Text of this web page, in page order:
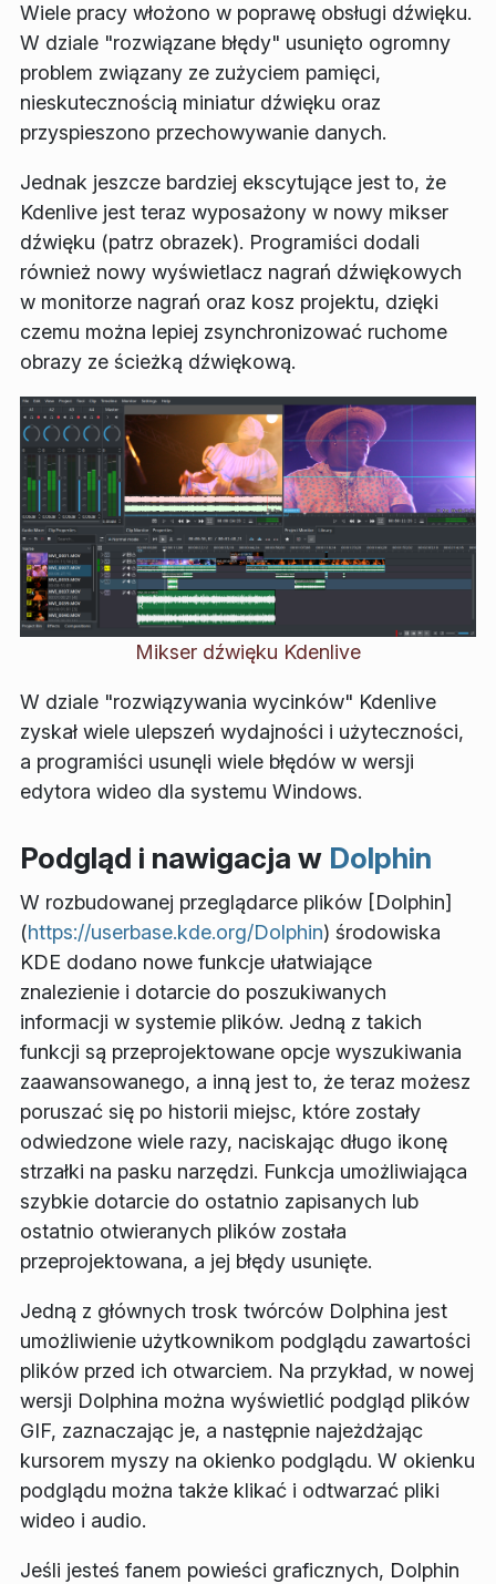
Wiele pracy włożono w poprawę obsługi dźwięku.
W dziale "rozwiązane błędy" usunięto ogromny
problem związany ze zużyciem pamięci,
nieskutecznością miniatur dźwięku oraz
przyspieszono przechowywanie danych.
Jednak jeszcze bardziej ekscytujące jest to, że
Kdenlive jest teraz wyposażony w nowy mikser
dźwięku (patrz obrazek). Programiści dodali
również nowy wyświetlacz nagrań dźwiękowych
w monitorze nagrań oraz kosz projektu, dzięki
czemu można lepiej zsynchronizować ruchome
obrazy ze ścieżką dźwiękową.
Mikser dźwięku Kdenlive
W dziale "rozwiązywania wycinków" Kdenlive
zyskał wiele ulepszeń wydajności i użyteczności,
a programiści usunęli wiele błędów w wersji
edytora wideo dla systemu Windows.
Podgląd i nawigacja w Dolphin
W rozbudowanej przeglądarce plików [Dolphin]
(https://userbase.kde.org/Dolphin) środowiska
KDE dodano nowe funkcje ułatwiające
znalezienie i dotarcie do poszukiwanych
informacji w systemie plików. Jedną z takich
funkcji są przeprojektowane opcje wyszukiwania
zaawansowanego, a inną jest to, że teraz możesz
poruszać się po historii miejsc, które zostały
odwiedzone wiele razy, naciskając długo ikonę
strzałki na pasku narzędzi. Funkcja umożliwiająca
szybkie dotarcie do ostatnio zapisanych lub
ostatnio otwieranych plików została
przeprojektowana, a jej błędy usunięte.
Jedną z głównych trosk twórców Dolphina jest
umożliwienie użytkownikom podglądu zawartości
plików przed ich otwarciem. Na przykład, w nowej
wersji Dolphina można wyświetlić podgląd plików
GIF, zaznaczając je, a następnie najeżdżając
kursorem myszy na okienko podglądu. W okienku
podglądu można także klikać i odtwarzać pliki
wideo i audio.
Jeśli jesteś fanem powieści graficznych, Dolphin